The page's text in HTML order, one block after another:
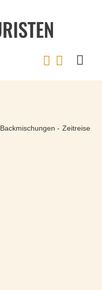
Backmischungen Zeitreise